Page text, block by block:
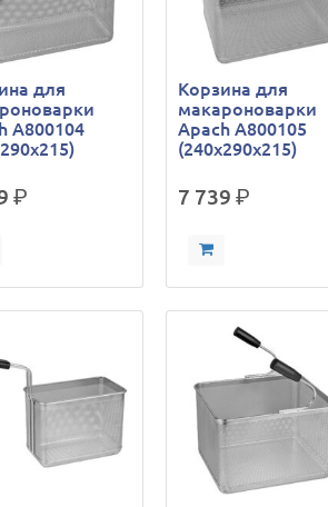
для
A800104
р.
Корзина для
макароноварки
Apach A800105
(240х290х215)
7 739 р.